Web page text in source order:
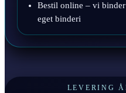
Bestil online – vi
eget binderi
LEVERING